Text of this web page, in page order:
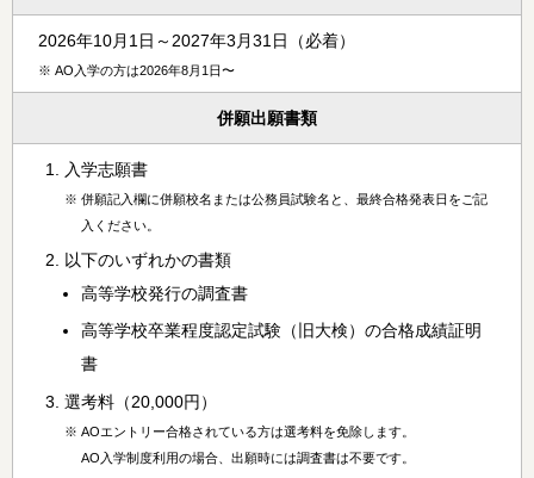
2026年10月1日～2027年3月31日（必着）
※ AO入学の方は2026年8月1日〜
併願出願書類
入学志願書
※ 併願記入欄に併願校名または公務員試験名と、最終合格発表日をご記
入ください。
以下のいずれかの書類
高等学校発行の調査書
高等学校卒業程度認定試験（旧大検）の合格成績証明
書
選考料（20,000円）
※ AOエントリー合格されている方は選考料を免除します。
AO入学制度利用の場合、出願時には調査書は不要です。